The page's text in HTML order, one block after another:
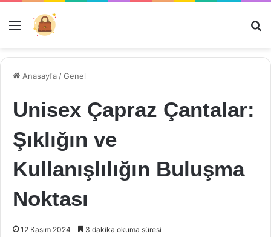
Menü
Anasayfa /Genel
Unisex Çapraz Çantalar:
Şıklığın ve
Kullanışlılığın Buluşma
Noktası
12 Kasım 2024 3 dakika okuma süresi